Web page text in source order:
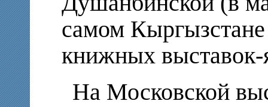
самом
книжных выставок-
На Московской